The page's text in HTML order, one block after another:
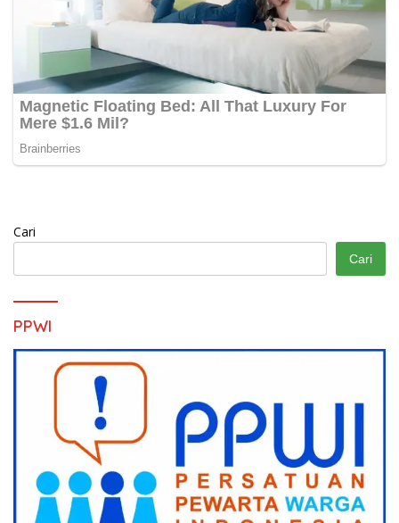
Cari
Cari
PPWI